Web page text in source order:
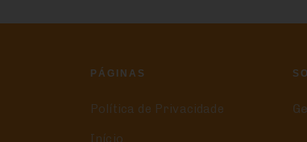
PÁGINAS
Política de Privacidade
Início